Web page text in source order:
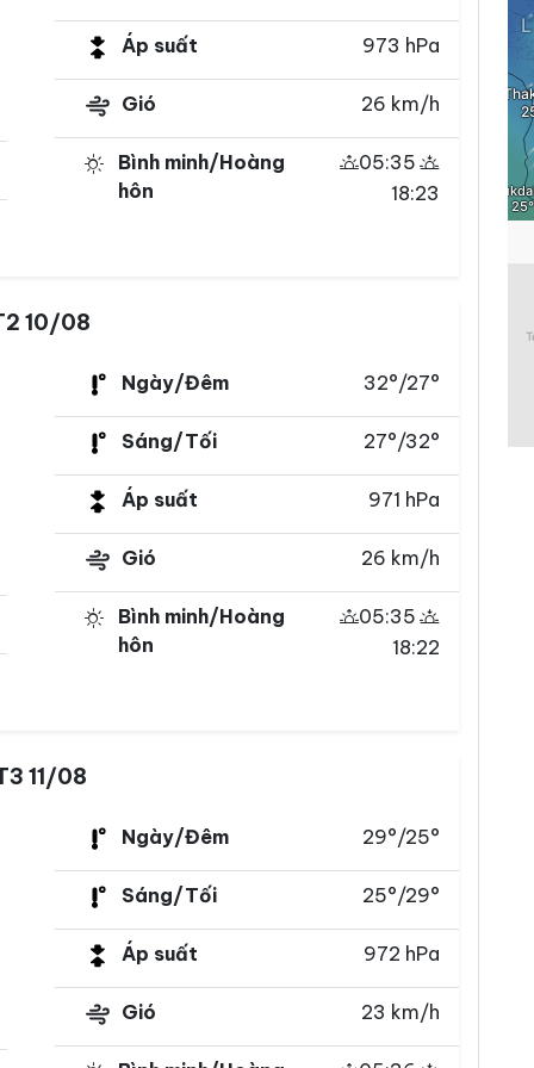
Áp suất 973 hPa
Gió 26 km/h
Bình minh/Hoàng
hôn
05:35
18:23
10/08
Ngày/Đêm 32°/27°
Sáng/Tối 27°/32°
Áp suất 971 hPa
Gió 26 km/h
Bình minh/Hoàng
hôn
05:35
18:22
11/08
Ngày/Đêm 29°/25°
Sáng/Tối 25°/29°
Áp suất 972 hPa
Gió 23 km/h